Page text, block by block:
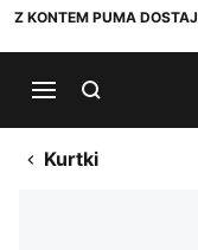
Z KONTEM PUMA
Kurtki